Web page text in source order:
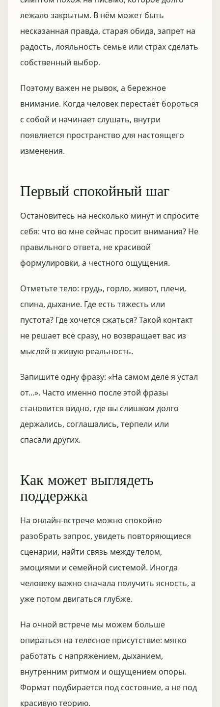
лежало закрытым. В нём может быть
несказанная правда, старая обида, запрет на
радость, лояльность семье или страх сделать
собственный выбор.
Поэтому важен не рывок, а бережное
внимание. Когда человек перестаёт бороться
с собой и начинает слушать, внутри
появляется пространство для настоящего
изменения.
Первый спокойный шаг
Остановитесь на несколько минут и спросите
себя: что во мне сейчас просит внимания? Не
правильного ответа, не красивой
формулировки, а честного ощущения.
Отметьте тело: грудь, горло, живот, плечи,
спина, дыхание. Где есть тяжесть или
пустота? Где хочется сжаться? Такой контакт
не решает всё сразу, но возвращает вас из
мыслей в живую реальность.
Запишите одну фразу: «На самом деле я устал
от...». Часто именно после этой фразы
становится видно, где вы слишком долго
держались, соглашались, терпели или
спасали других.
Как может выглядеть
поддержка
На онлайн-встрече можно спокойно
разобрать запрос, увидеть повторяющиеся
сценарии, найти связь между телом,
эмоциями и семейной системой. Иногда
человеку важно сначала получить ясность, а
уже потом двигаться глубже.
На очной встрече мы можем больше
опираться на телесное присутствие: мягко
работать с напряжением, дыханием,
внутренним ритмом и ощущением опоры.
Формат подбирается под состояние, а не под
красивую теорию.